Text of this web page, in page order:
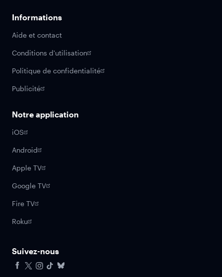
Informations
Aide et contact
Conditions d'utilisation
Politique de confidentialité
Publicité
Notre application
iOS
Android
Apple TV
Google TV
Fire TV
Roku
Suivez-nous